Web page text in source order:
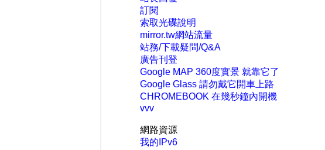
訂閱
索取光碟說明
mirror.tw網站流量
站務/下載疑問/Q&A
廣告刊登
Google MAP 360度實景 就靠它了
Google Glass 請勿戴它開車上路
CHROMEBOOK 在幾秒鐘內開機
vvv
網路資源
我的IPv6